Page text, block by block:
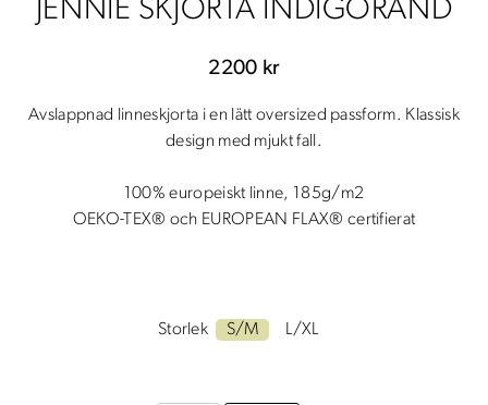
JENNIE SKJORTA INDIGORAND
2200 kr
Avslappnad linneskjorta i en lätt oversized passform. Klassisk
design med mjukt fall.
100% europeiskt linne, 185g/m2
OEKO-TEX® och EUROPEAN FLAX® certifierat
Storlek S/M L/XL